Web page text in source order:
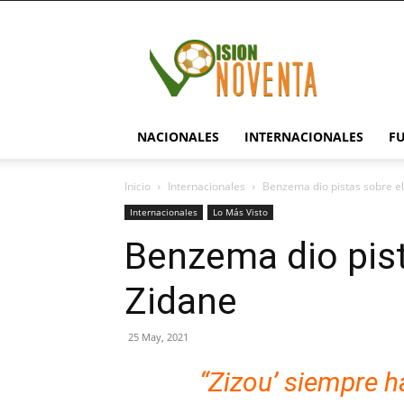
NACIONALES INTERNACIONALES
Inicio Internacionales Benzema dio pistas sobre
Internacionales Lo Más Visto
Benzema dio
Zidane
25 May, 2021
“Zizou’ siempre